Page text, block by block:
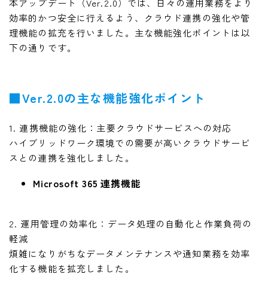
本アップデート（Ver.2.0）では、日々の運用業務をより
効率的かつ安全に行えるよう、クラウド連携の強化や管
理機能の拡充を行いました。主な機能強化ポイントは以
下の通りです。
■Ver.2.0の主な機能強化ポイント
1. 連携機能の強化：主要クラウドサービスへの対応
ハイブリッドワーク環境での需要が高いクラウドサービ
スとの連携を強化しました。
Microsoft 365 連携機能
2. 運用管理の効率化：データ処理の自動化と作業負荷の
軽減
煩雑になりがちなデータメンテナンスや通知業務を効率
化する機能を拡充しました。